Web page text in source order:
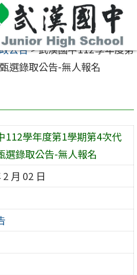
公告>武漢國中112學年度第
選錄取公告-無人報名
112學年度第1學期第4次代
選錄取公告-無人報名
月 02 日